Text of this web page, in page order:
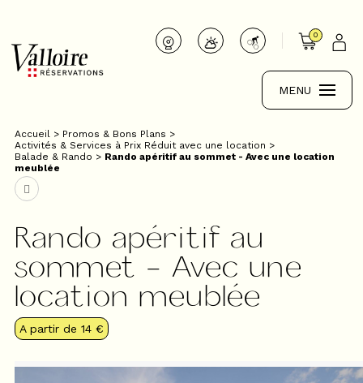
0
MENU
Accueil > Promos & Bons Plans >
Activités & Services à Prix Réduit avec une location >
Balade & Rando > Rando apéritif au sommet - Avec une location
meublée
Rando apéritif au
sommet - Avec une
location meublée
A partir de 14 €